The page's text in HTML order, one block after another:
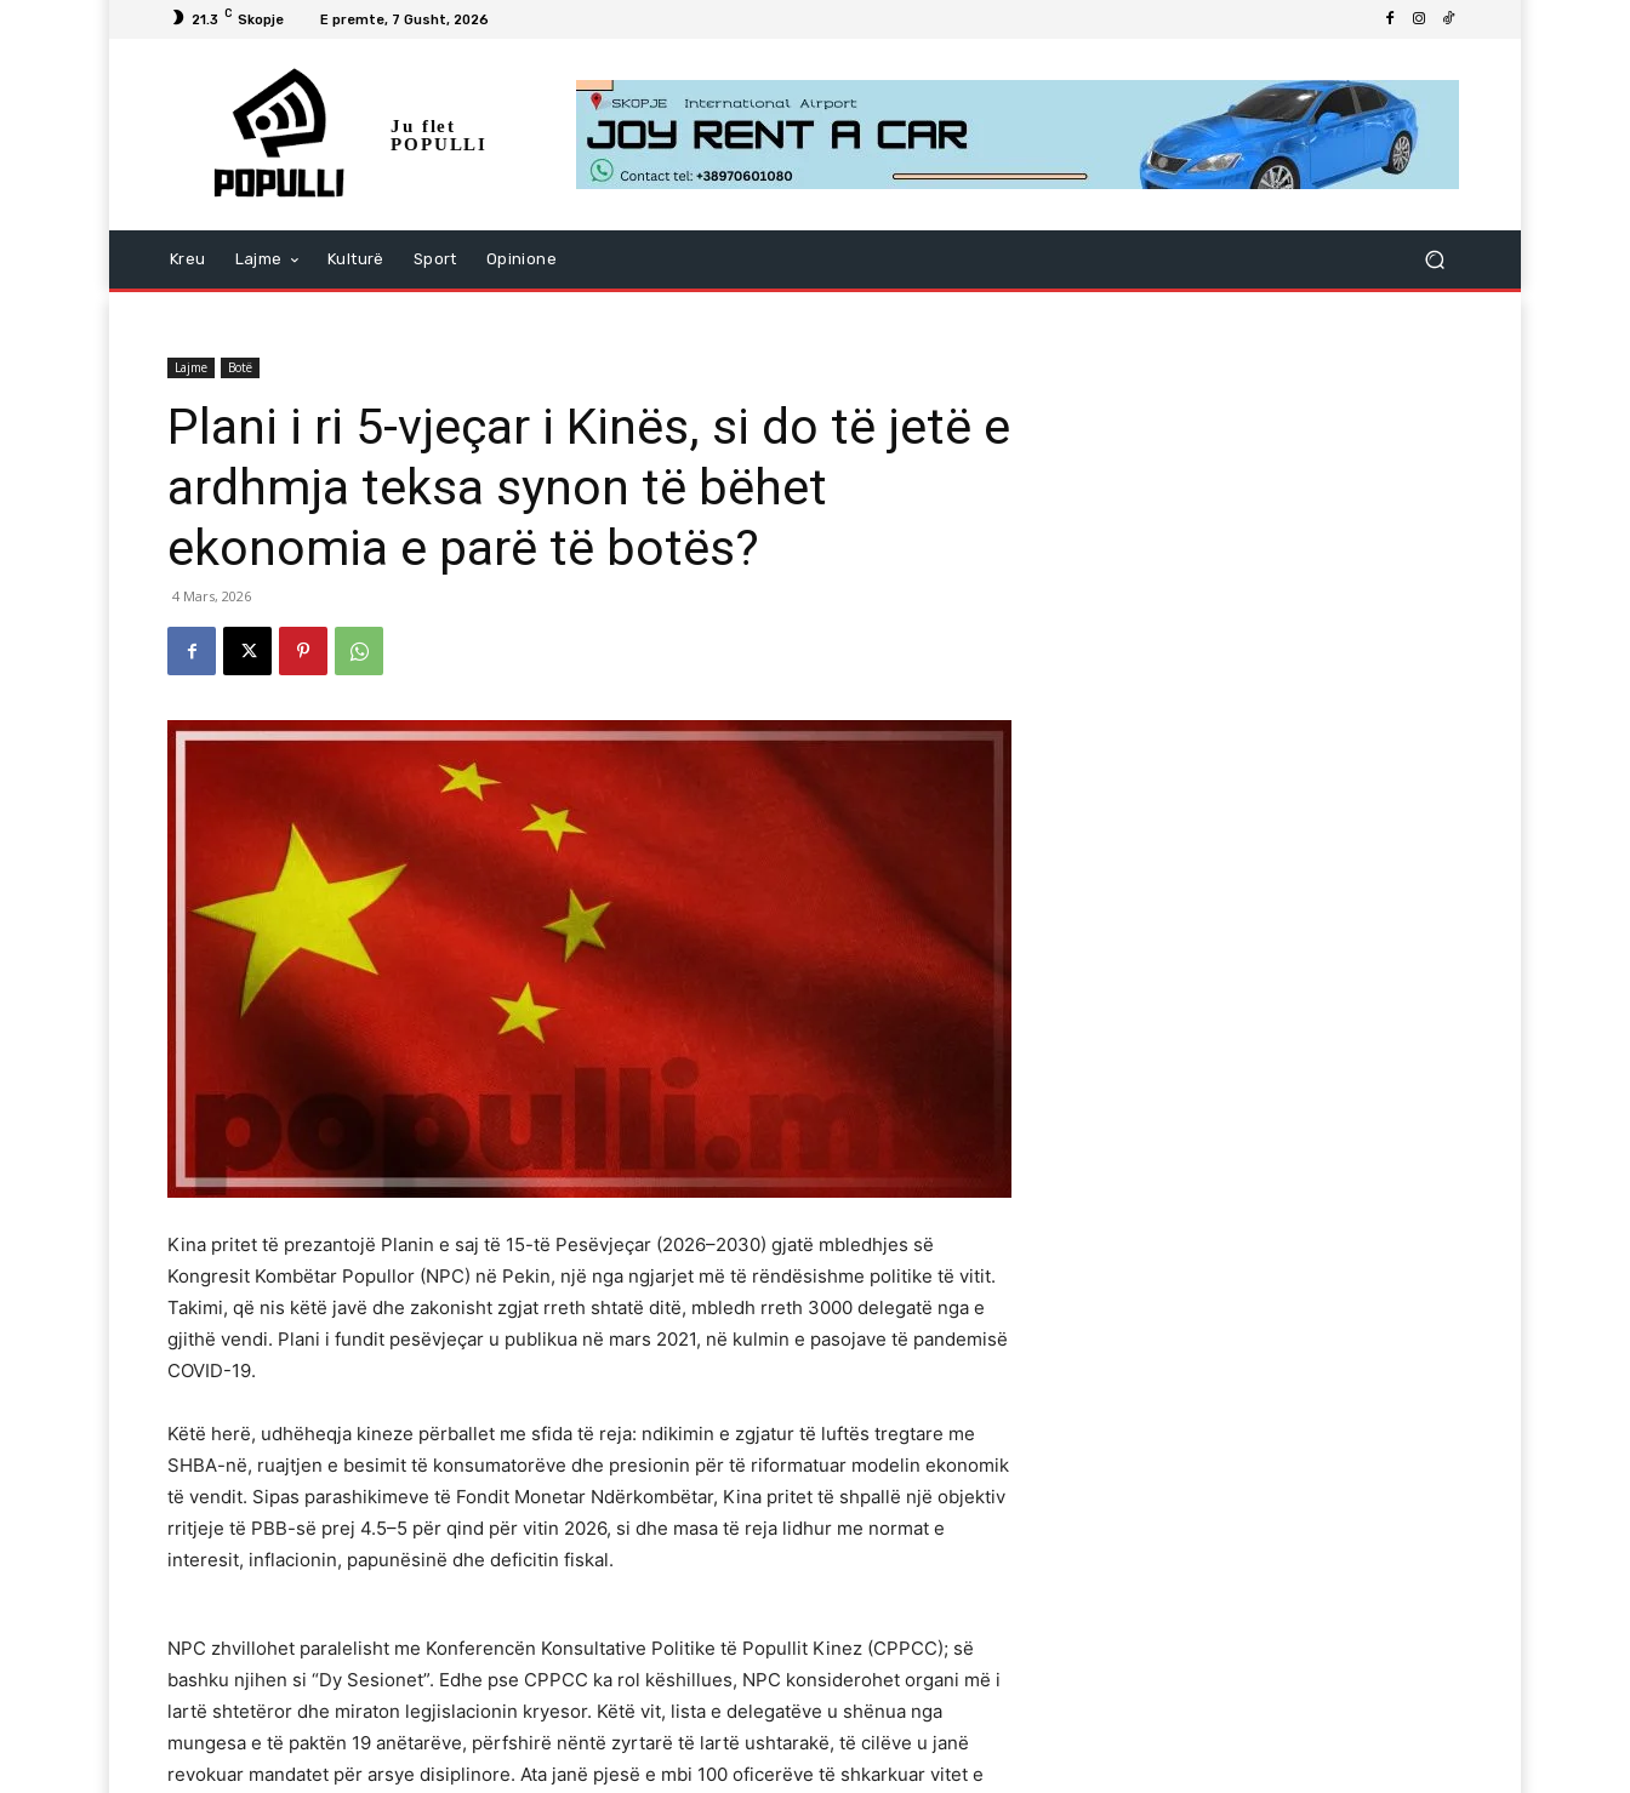
21.3 C Skopje E premte, 7 Gusht, 2026
Ju flet
POPULLI
Kreu Lajme Kulturë Sport Opinione
Lajme Botë
Plani i ri 5-vjeçar i Kinës, si do të jetë e
ardhmja teksa synon të bëhet
ekonomia e parë të botës?
4 Mars, 2026
Kina pritet të prezantojë Planin e saj të 15-të Pesëvjeçar (2026–2030) gjatë mbledhjes së
Kongresit Kombëtar Popullor (NPC) në Pekin, një nga ngjarjet më të rëndësishme politike të vitit.
Takimi, që nis këtë javë dhe zakonisht zgjat rreth shtatë ditë, mbledh rreth 3000 delegatë nga e
gjithë vendi. Plani i fundit pesëvjeçar u publikua në mars 2021, në kulmin e pasojave të pandemisë
COVID-19.
Këtë herë, udhëheqja kineze përballet me sfida të reja: ndikimin e zgjatur të luftës tregtare me
SHBA-në, ruajtjen e besimit të konsumatorëve dhe presionin për të riformatuar modelin ekonomik
të vendit. Sipas parashikimeve të Fondit Monetar Ndërkombëtar, Kina pritet të shpallë një objektiv
rritjeje të PBB-së prej 4.5–5 për qind për vitin 2026, si dhe masa të reja lidhur me normat e
interesit, inflacionin, papunësinë dhe deficitin fiskal.
NPC zhvillohet paralelisht me Konferencën Konsultative Politike të Popullit Kinez (CPPCC); së
bashku njihen si “Dy Sesionet”. Edhe pse CPPCC ka rol këshillues, NPC konsiderohet organi më i
lartë shtetëror dhe miraton legjislacionin kryesor. Këtë vit, lista e delegatëve u shënua nga
mungesa e të paktën 19 anëtarëve, përfshirë nëntë zyrtarë të lartë ushtarakë, të cilëve u janë
revokuar mandatet për arsye disiplinore. Ata janë pjesë e mbi 100 oficerëve të shkarkuar vitet e